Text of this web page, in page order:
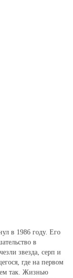
в 1986 году. Его
в
звезда, серп и
где на первом
так. Жизнью